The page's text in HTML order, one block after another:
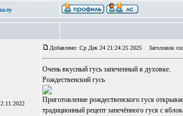
Добавлено: Ср Дек 24 21:24:25 2025 Заголовок
Очень вкусный гусь запеченный в духовке.
Рождественский гусь
Приготовление рождественского гуся
традиционный рецепт запечённого гуся с